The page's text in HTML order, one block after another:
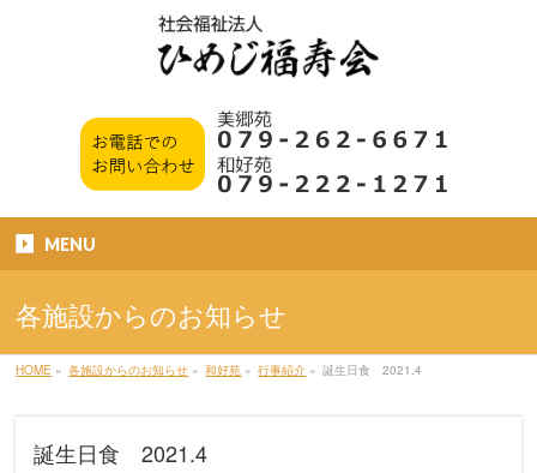
MENU
各施設からのお知らせ
HOME » 各施設からのお知らせ » 和好苑 » 行事紹介 » 誕生日食 2021.4
誕生日食 2021.4